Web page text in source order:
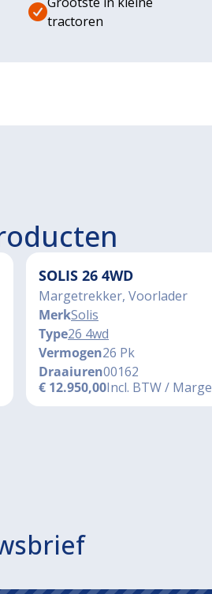
tractoren
SOLIS 26 4WD
Margetrekker, Voorlader
MerkSolis
Type26 4wd
Vermogen26 Pk
Draaiuren00162
€ 12.950,00Incl. BTW / Marge